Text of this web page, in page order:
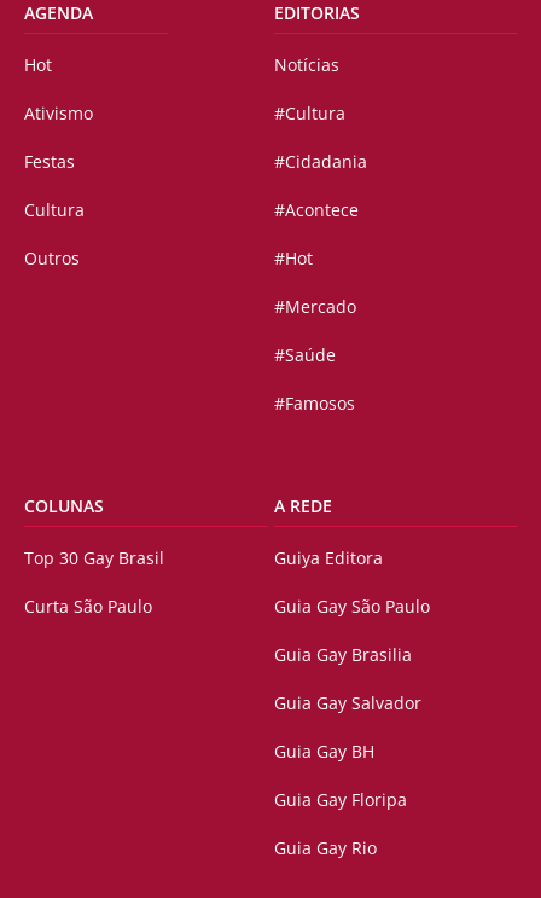
AGENDA
Hot
Ativismo
Festas
Cultura
Outros
EDITORIAS
Notícias
#Cultura
#Cidadania
#Acontece
#Hot
#Mercado
#Saúde
#Famosos
COLUNAS
Top 30 Gay Brasil
Curta São Paulo
A REDE
Guiya Editora
Guia Gay São Paulo
Guia Gay Brasilia
Guia Gay Salvador
Guia Gay BH
Guia Gay Floripa
Guia Gay Rio